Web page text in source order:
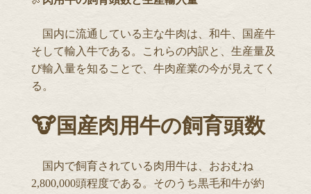
国内に流通している主な牛肉は、和牛、国産牛
そして輸入牛である。これらの内訳と、生産量及
び輸入量を知ることで、牛肉産業の今が見えてく
る。
🐮国産肉用牛の飼育頭数
国内で飼育されている肉用牛は、おおむね
2,800,000頭程度である。そのうち黒毛和牛が約